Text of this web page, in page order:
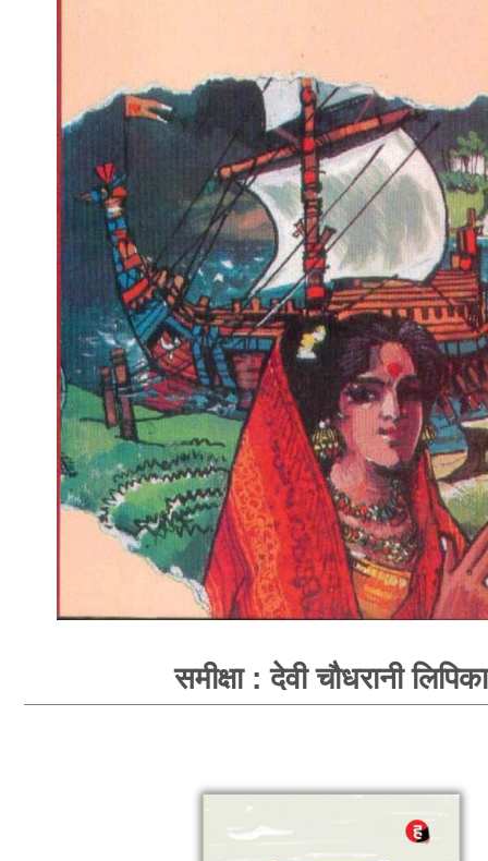
समीक्षा : देवी चौधरानी लिपिका